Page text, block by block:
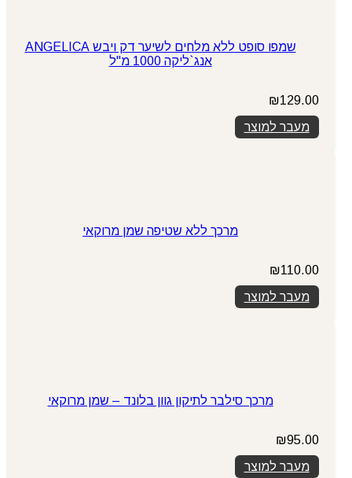
שמפו סופט ללא מלחים לשיער דק ויבש ANGELICA
אנג`ליקה 1000 מ"ל
₪129.00
מעבר למוצר
מרכך ללא שטיפה שמן מרוקאי
₪110.00
מעבר למוצר
מרכך סילבר לתיקון גוון בלונד – שמן מרוקאי
₪95.00
מעבר למוצר